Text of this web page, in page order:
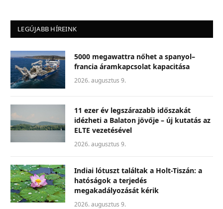
LEGÚJABB HÍREINK
5000 megawattra nőhet a spanyol–
francia áramkapcsolat kapacitása
2026. augusztus 9.
11 ezer év legszárazabb időszakát
idézheti a Balaton jövője – új kutatás az
ELTE vezetésével
2026. augusztus 9.
Indiai lótuszt találtak a Holt-Tiszán: a
hatóságok a terjedés
megakadályozását kérik
2026. augusztus 9.